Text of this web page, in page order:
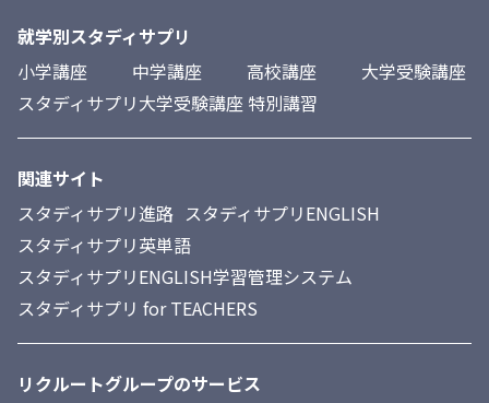
就学別スタディサプリ
小学講座
中学講座 高校講座
大学受験講座
スタディサプリ大学受験講座 特別講習
関連サイト
スタディサプリ進路 スタディサプリENGLISH
スタディサプリ英単語
スタディサプリENGLISH学習管理システム
スタディサプリ for TEACHERS
リクルートグループのサービス